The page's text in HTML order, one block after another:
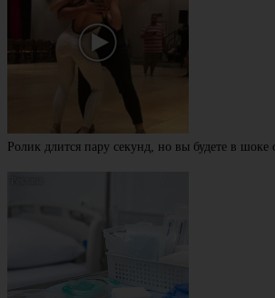
Ролик длится пару секунд, но вы будете в шоке